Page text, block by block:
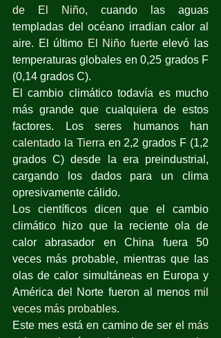
de El Niño, cuando las aguas
templadas del océano irradian calor al
aire. El último El Niño fuerte elevó las
temperaturas globales en 0,25 grados F
(0,14 grados C).
El cambio climático todavía es mucho
más grande que cualquiera de estos
calentado la Tierra en 2,2 grados F (1,2
grados C) desde la era preindustrial,
cargando los dados para un clima
opresivamente cálido.
Los científicos dicen que el cambio
climático hizo que la reciente ola de
calor abrasador en China fuera 50
veces más probable, mientras que las
olas de calor simultáneas en Europa y
América del Norte fueron al menos mil
veces más probables.
Este mes está en camino de ser el más